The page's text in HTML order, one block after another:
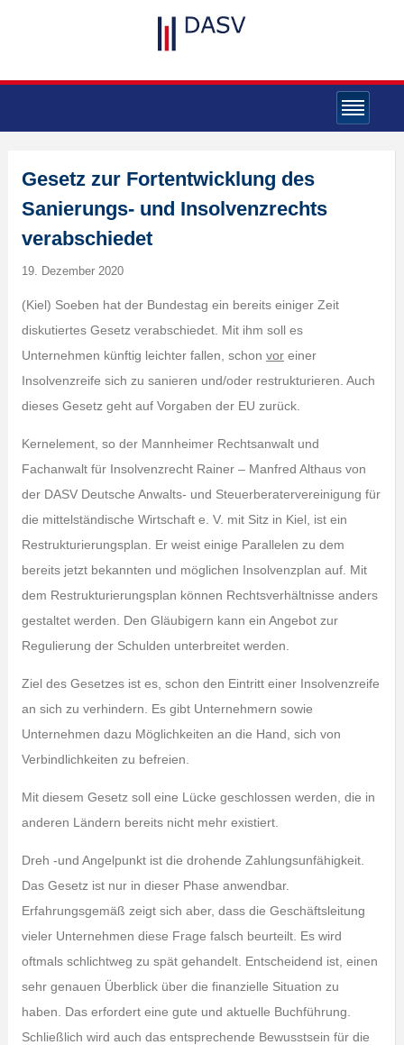
Gesetz zur Fortentwicklung des
Sanierungs- und Insolvenzrechts
verabschiedet
19. Dezember 2020
(Kiel) Soeben hat der Bundestag ein bereits einiger Zeit
diskutiertes Gesetz verabschiedet. Mit ihm soll es
Unternehmen künftig leichter fallen, schon voreiner
Insolvenzreife sich zu sanieren und/oder restrukturieren. Auch
dieses Gesetz geht auf Vorgaben der EU zurück.
Kernelement, so der Mannheimer Rechtsanwalt und
Fachanwalt für Insolvenzrecht Rainer – Manfred Althaus von
der DASV Deutsche Anwalts- und Steuerberatervereinigung für
die mittelständische Wirtschaft e. V. mit Sitz in Kiel, ist ein
Restrukturierungsplan. Er weist einige Parallelen zu dem
bereits jetzt bekannten und möglichen Insolvenzplan auf. Mit
dem Restrukturierungsplan können Rechtsverhältnisse anders
gestaltet werden. Den Gläubigern kann ein Angebot zur
Regulierung der Schulden unterbreitet werden.
Ziel des Gesetzes ist es, schon den Eintritt einer Insolvenzreife
an sich zu verhindern. Es gibt Unternehmern sowie
Unternehmen dazu Möglichkeiten an die Hand, sich von
Verbindlichkeiten zu befreien.
Mit diesem Gesetz soll eine Lücke geschlossen werden, die in
anderen Ländern bereits nicht mehr existiert.
Dreh -und Angelpunkt ist die drohende Zahlungsunfähigkeit.
Das Gesetz ist nur in dieser Phase anwendbar.
Erfahrungsgemäß zeigt sich aber, dass die Geschäftsleitung
vieler Unternehmen diese Frage falsch beurteilt. Es wird
oftmals schlichtweg zu spät gehandelt. Entscheidend ist, einen
sehr genauen Überblick über die finanzielle Situation zu
haben. Das erfordert eine gute und aktuelle Buchführung.
Schließlich wird auch das entsprechende Bewusstsein für die